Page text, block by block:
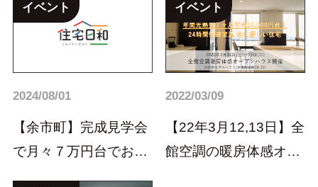
イベント
2024/08/01
【余市町】完成見学会
で月々７万円台でお家
イベント
2022/03/09
【22年3月12,13日】全
館空調の暖房体感オー